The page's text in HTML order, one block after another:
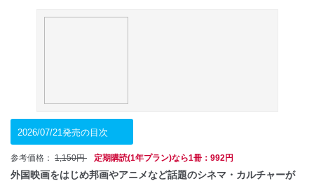
2026/07/21発売の目次
参考価格： 1,150円 定期購読(1年プラン)なら1冊：992円
外国映画をはじめ邦画やアニメなど話題のシネマ・カルチャーが